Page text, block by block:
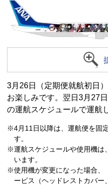
3月26日（定期便就航初日
お楽しみです。翌日3月27
の運航スケジュールで運航
※4月11日以降は、運航便を固
す。
※運航スケジュールや使用機は
います。
※使用機が変更になった場合、
ービス（ヘッドレストカバー